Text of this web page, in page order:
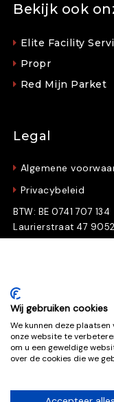
Bekijk ook
Elite Facility
Propr
Red Mijn Parket
Legal
Algemene
Privacybeleid
BTW: BE 0741 707 134
Laurierstraat 47
Download nu gratis
Wij gebruiken cookies
We kunnen deze plaatsen
onze website te
om u een geweldige
over de cookies die we